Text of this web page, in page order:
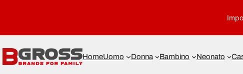
HomeUomo Donna Bambino Neonato